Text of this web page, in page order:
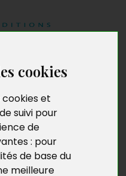
cookies
cookies et
suivi pour
de
: pour
de base du
meilleure